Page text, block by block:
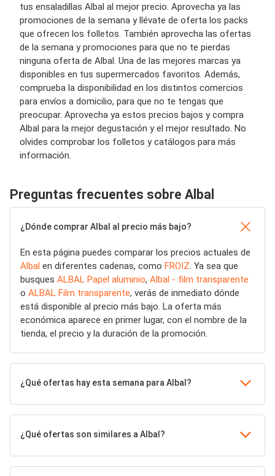
tus ensaladillas Albal al mejor precio. Aprovecha ya las
promociones de la semana y llévate de oferta los packs
que ofrecen los folletos. También aprovecha las ofertas
de la semana y promociones para que no te pierdas
ninguna oferta de Albal. Una de las mejores marcas ya
disponibles en tus supermercados favoritos. Además,
comprueba la disponibilidad en los distintos comercios
para envíos a domicilio, para que no te tengas que
preocupar. Aprovecha ya estos precios bajos y compra
Albal para la mejor degustación y el mejor resultado. No
olvides comprobar los folletos y catálogos para más
información.
Preguntas frecuentes sobre Albal
¿Dónde comprar Albal al precio más bajo?
En esta página puedes comparar los precios actuales de
Albal en diferentes cadenas, como FROIZ. Ya sea que
busques ALBAL Papel aluminio, Albal - film transparente
o ALBAL Film transparente, verás de inmediato dónde
está disponible al precio más bajo. La oferta más
económica aparece en primer lugar, con el nombre de la
tienda, el precio y la duración de la promoción.
¿Qué ofertas hay esta semana para Albal?
¿Qué ofertas son similares a Albal?